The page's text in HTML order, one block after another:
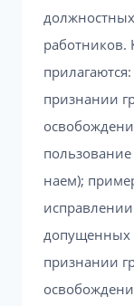
работников.
признании
наем);
допущенных
признании